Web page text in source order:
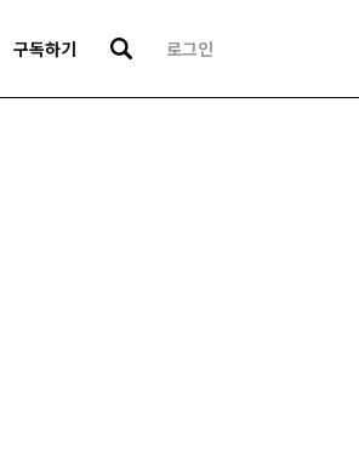
구독하기 로그인